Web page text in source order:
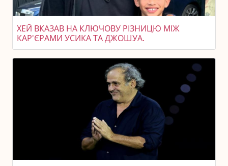
ХЕЙ ВКАЗАВ НА КЛЮЧОВУ РІЗНИЦЮ МІЖ
КАР'ЄРАМИ УСИКА ТА ДЖОШУА.